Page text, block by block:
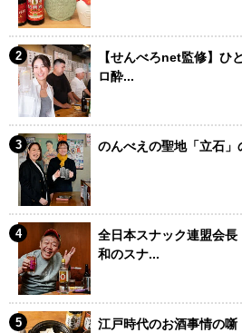
【せんべろnet監修】ひ
ロ酔...
のんべえの聖地「立石」
全日本スナック連盟会
和のスナ...
江戸時代のお酒事情の噺